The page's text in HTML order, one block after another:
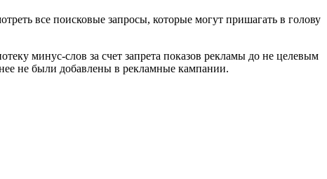
все поисковые запросы, которые могут пришагать в голову
минус-слов за счет запрета показов рекламы до не целевым
не были добавлены в рекламные кампании.